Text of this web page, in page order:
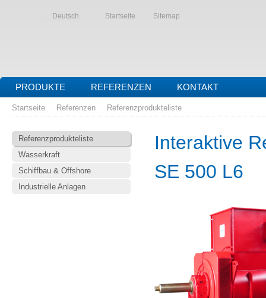
Deutsch Startseite Sitemap
PRODUKTE REFERENZEN KONTAKT
Startseite Referenzen Referenzprodukteliste
Referenzprodukteliste
Wasserkraft
Schiffbau & Offshore
Industrielle Anlagen
Interaktive
SE 500 L6